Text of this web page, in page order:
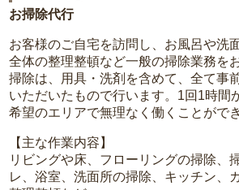
お掃除代行
お客様のご自宅を訪問し、お風呂や洗
全体の整理整頓など一般の掃除業務を
掃除は、用具・洗剤を含めて、全て事
いただいたもので行います。1回1時間
希望のエリアで無理なく働くことがで
【主な作業内容】
リビングや床、フローリングの掃除、
レ、浴室、洗面所の掃除、キッチン、